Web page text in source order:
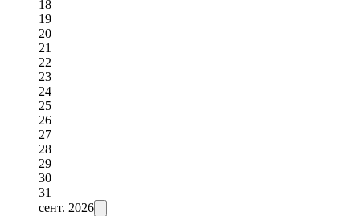
18
19
20
21
22
23
24
25
26
27
28
29
30
31
сент. 2026